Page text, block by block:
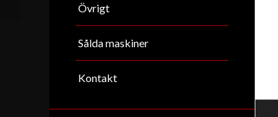
Övrigt
Sålda maskiner
Kontakt